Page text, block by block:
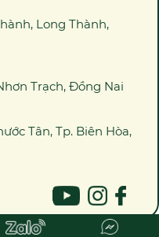
Long Thành,
Trạch, Đồng Nai
Tân, Tp. Biên Hòa,